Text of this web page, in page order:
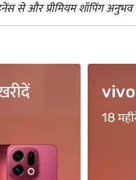
से और प्रीमियम शॉपिंग अनुभव के
₹500